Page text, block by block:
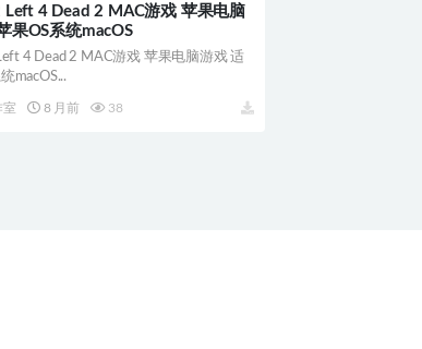
Left 4 Dead 2 MAC游戏 苹果电脑
果OS系统macOS
4 Dead 2 MAC游戏 苹果电脑游戏 适
macOS...
室 8 月前 38